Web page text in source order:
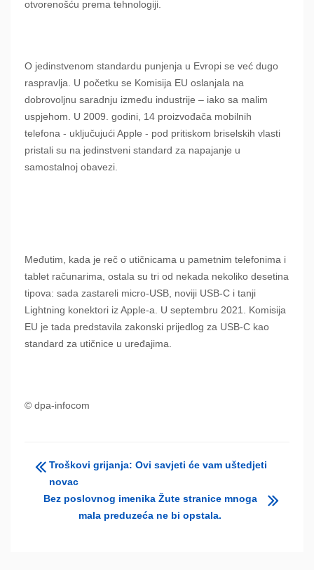
otvorenošću prema tehnologiji.
O jedinstvenom standardu punjenja u Evropi se već dugo
raspravlja. U početku se Komisija EU oslanjala na
dobrovoljnu saradnju između industrije – iako sa malim
uspjehom. U 2009. godini, 14 proizvođača mobilnih
telefona - uključujući Apple - pod pritiskom briselskih vlasti
pristali su na jedinstveni standard za napajanje u
samostalnoj obavezi.
Međutim, kada je reč o utičnicama u pametnim telefonima i
tablet računarima, ostala su tri od nekada nekoliko desetina
tipova: sada zastareli micro-USB, noviji USB-C i tanji
Lightning konektori iz Apple-a. U septembru 2021. Komisija
EU je tada predstavila zakonski prijedlog za USB-C kao
standard za utičnice u uređajima.
© dpa-infocom
Troškovi grijanja: Ovi savjeti će vam uštedjeti
novac
Bez poslovnog imenika Žute stranice mnoga
mala preduzeća ne bi opstala.